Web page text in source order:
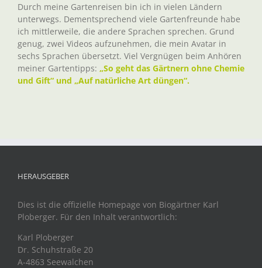
Durch meine Gartenreisen bin ich in vielen Ländern
unterwegs. Dementsprechend viele Gartenfreunde habe
ich mittlerweile, die andere Sprachen sprechen. Grund
genug, zwei Videos aufzunehmen, die mein Avatar in
sechs Sprachen übersetzt. Viel Vergnügen beim Anhören
meiner Gartentipps: „So geht das Gärtnern ohne Chemie
und Gift“ und „Auf natürliche Art düngen“.
HERAUSGEBER
Dies ist die offizielle Homepage von Biogärtner Karl
Ploberger. Für den Inhalt verantwortlich:
Karl Ploberger
Dr. Schuhstraße 20
A-4863 Seewalchen